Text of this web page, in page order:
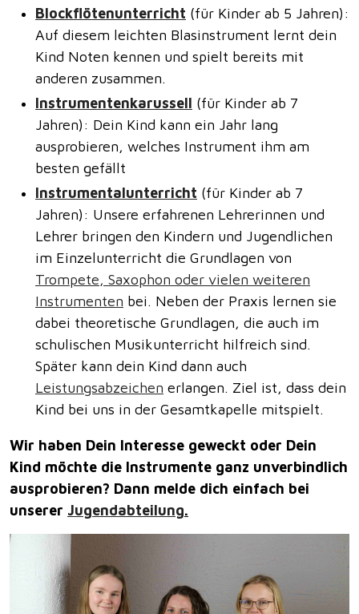
Blockflötenunterricht (für Kinder ab 5 Jahren):
Auf diesem leichten Blasinstrument lernt dein
Kind Noten kennen und spielt bereits mit
anderen zusammen.
Instrumentenkarussell (für Kinder ab 7
Jahren): Dein Kind kann ein Jahr lang
ausprobieren, welches Instrument ihm am
besten gefällt
Instrumentalunterricht (für Kinder ab 7
Jahren): Unsere erfahrenen Lehrerinnen und
Lehrer bringen den Kindern und Jugendlichen
im Einzelunterricht die Grundlagen von
Trompete, Saxophon oder vielen weiteren
Instrumenten bei. Neben der Praxis lernen sie
dabei theoretische Grundlagen, die auch im
schulischen Musikunterricht hilfreich sind.
Später kann dein Kind dann auch
Leistungsabzeichen erlangen. Ziel ist, dass dein
Kind bei uns in der Gesamtkapelle mitspielt.
Wir haben Dein Interesse geweckt oder Dein
Kind möchte die Instrumente ganz unverbindlich
ausprobieren? Dann melde dich einfach bei
unserer Jugendabteilung.